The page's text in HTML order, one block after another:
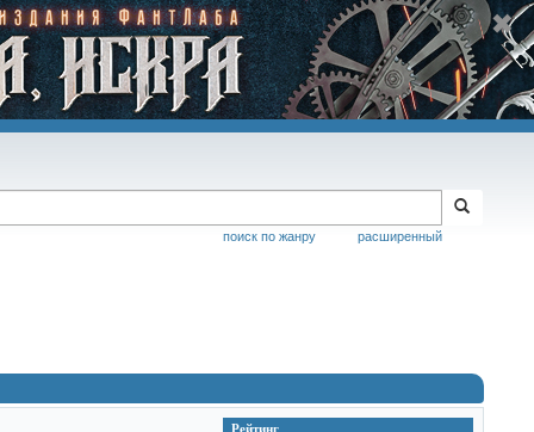
расширенный
поиск по жанру
Рейтинг